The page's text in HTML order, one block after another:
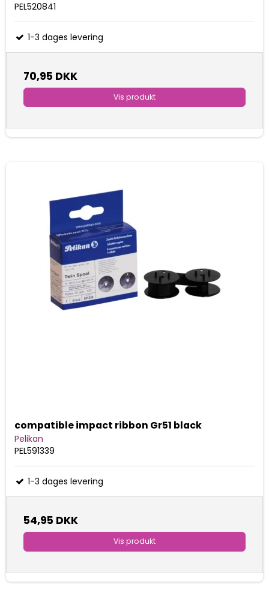
PEL520841
1-3 dages levering
70,95 DKK
Vis produkt
compatible impact ribbon Gr51 black
Pelikan
PEL591339
1-3 dages levering
54,95 DKK
Vis produkt